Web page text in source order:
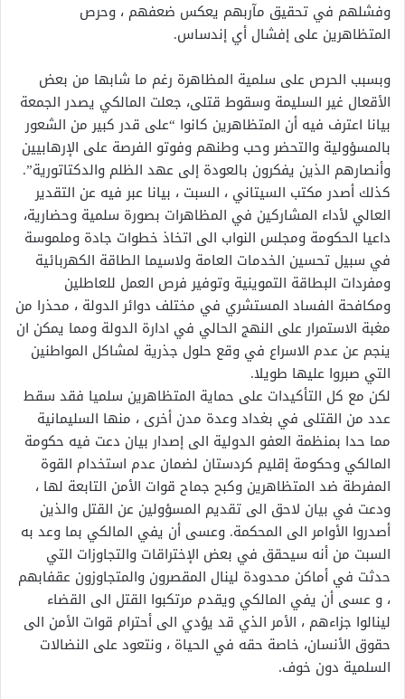
وفشلهم في تحقيق مآربهم يعكس ضعفهم ، وحرص
المتظاهرين على إفشال أي إندساس.
وبسبب الحرص على سلمية المظاهرة رغم ما شابها من بعض
الأقعال غير السليمة وسقوط قتلى، جعلت المالكي يصدر الجمعة
بيانا اعترف فيه أن المتظاهرين كانوا “على قدر كبير من الشعور
بالمسؤولية والتحضر وحب وطنهم وفوتو الفرصة على الإرهابيين
وأنصارهم الذين يفكرون بالعودة إلى عهد الظلم والدكتاتورية”.
كذلك أصدر مكتب السيتاني ، السبت ، بيانا عبر فيه عن التقدير
العالي لأداء المشاركين في المظاهرات بصورة سلمية وحضارية،
داعيا الحكومة ومجلس النواب الى اتخاذ خطوات جادة وملموسة
في سبيل تحسين الخدمات العامة ولاسيما الطاقة الكهربائية
ومفردات البطاقة التموينية وتوفير فرص العمل للعاطلين
ومكافحة الفساد المستشري في مختلف دوائر الدولة ، محذرا من
مغبة الاستمرار على النهج الحالي في ادارة الدولة ومما يمكن ان
ينجم عن عدم الاسراع في وقع حلول جذرية لمشاكل المواطنين
التي صبروا عليها طويلا.
لكن مع كل التأكيدات على حماية المتظاهرين سلميا فقد سقط
عدد من القتلى في بغداد وعدة مدن أخرى ، منها السليمانية
مما حدا بمنظمة العفو الدولية الى إصدار بيان دعت فيه حكومة
المالكي وحكومة إقليم كردستان لضمان عدم استخدام القوة
المفرطة ضد المتظاهرين وكبح جماح قوات الأمن التابعة لها ،
ودعت في بيان لاحق الى تقديم المسؤولين عن القتل والذين
أصدروا الأوامر الى المحكمة. وعسى أن يفي المالكي بما وعد به
السبت من أنه سيحقق في بعض الإختراقات والتجاوزات التي
حدثت في أماكن محدودة لينال المقصرون والمتجاوزون عقفابهم
، و عسى أن يفي المالكي ويقدم مرتكبوا القتل الى القضاء
لينالوا جزاءهم ، الأمر الذي قد يؤدي الى أحترام قوات الأمن الى
حقوق الأنسان، خاصة حقه في الحياة ، ونتعود على النضالات
السلمية دون خوف.